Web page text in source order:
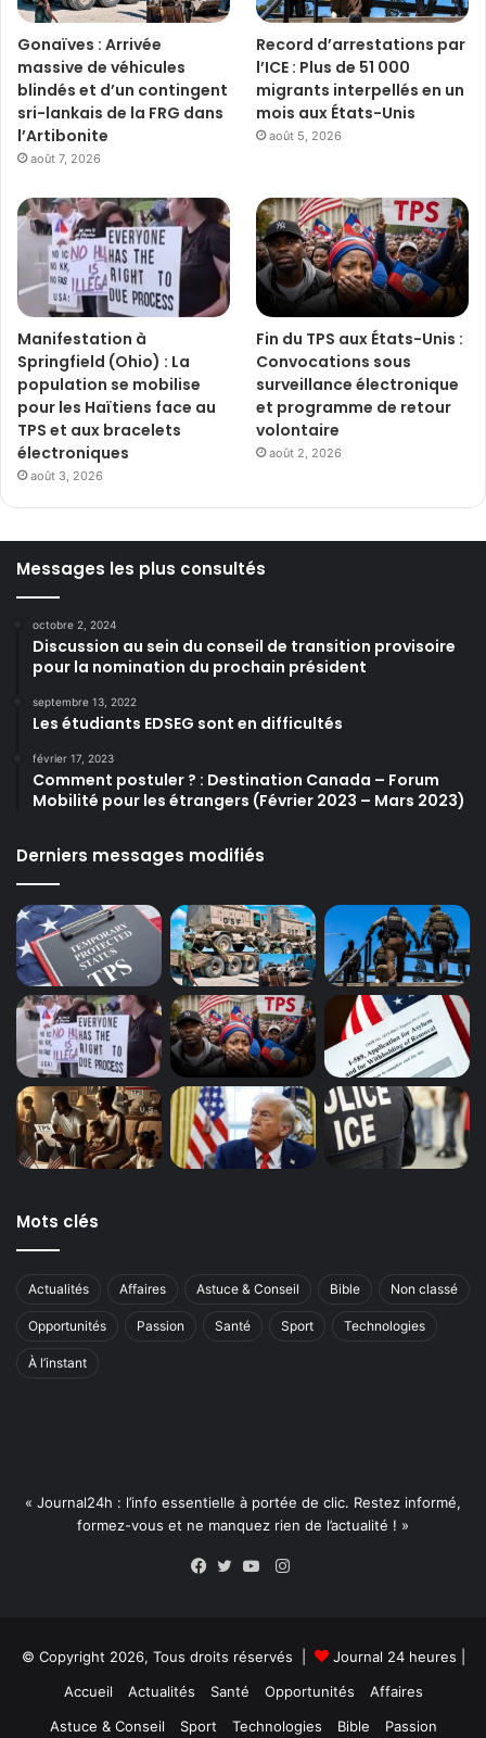
Gonaïves : Arrivée
massive de véhicules
blindés et d’un contingent
sri-lankais de la FRG dans
l’Artibonite
août 7, 2026
Record d’arrestations par
l’ICE : Plus de 51 000
migrants interpellés en un
mois aux États-Unis
août 5, 2026
Manifestation à
Springfield (Ohio) : La
population se mobilise
pour les Haïtiens face au
TPS et aux bracelets
électroniques
août 3, 2026
Fin du TPS aux États-Unis :
Convocations sous
surveillance électronique
et programme de retour
volontaire
août 2, 2026
Messages les plus consultés
octobre 2, 2024
Discussion au sein du conseil de transition provisoire
pour la nomination du prochain président
septembre 13, 2022
Les étudiants EDSEG sont en difficultés
février 17, 2023
Comment postuler ? : Destination Canada – Forum
Mobilité pour les étrangers (Février 2023 – Mars 2023)
Derniers messages modifiés
Mots clés
Actualités Affaires Astuce & Conseil Bible Non classé
Opportunités Passion Santé Sport Technologies
À l’instant
« Journal24h : l’info essentielle à portée de clic. Restez informé,
formez-vous et ne manquez rien de l’actualité ! »
Instagram
© Copyright 2026, Tous droits réservés | Journal 24 heures
Accueil
Actualités Santé Opportunités
Affaires
Astuce & Conseil
Sport Technologies Bible Passion